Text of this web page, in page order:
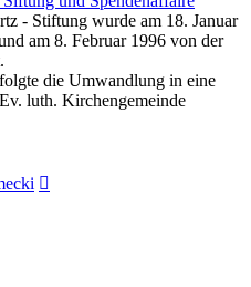
- Stiftung wurde am 18. Januar
am 8. Februar 1996 von der
die Umwandlung in eine
luth. Kirchengemeinde